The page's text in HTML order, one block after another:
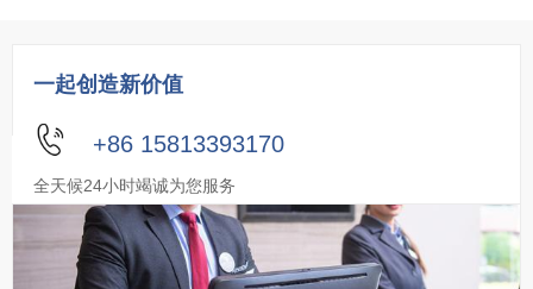
一起创造新价值
+86 15813393170
全天候24小时竭诚为您服务